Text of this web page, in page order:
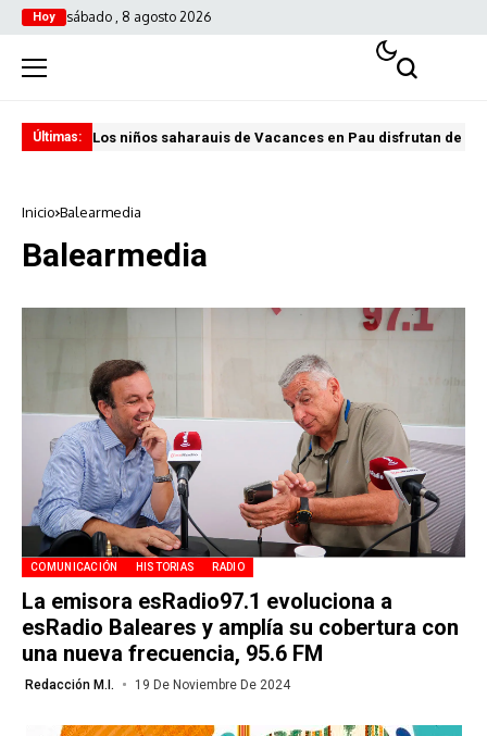
Hoy sábado , 8 agosto 2026
Últimas: Los niños saharauis de Vacances en Pau disfrutan de
Inicio Balearmedia
Balearmedia
COMUNICACIÓN HISTORIAS RADIO
La emisora esRadio97.1 evoluciona a
esRadio Baleares y amplía su cobertura con
una nueva frecuencia, 95.6 FM
Redacción M.I. 19 De Noviembre De 2024